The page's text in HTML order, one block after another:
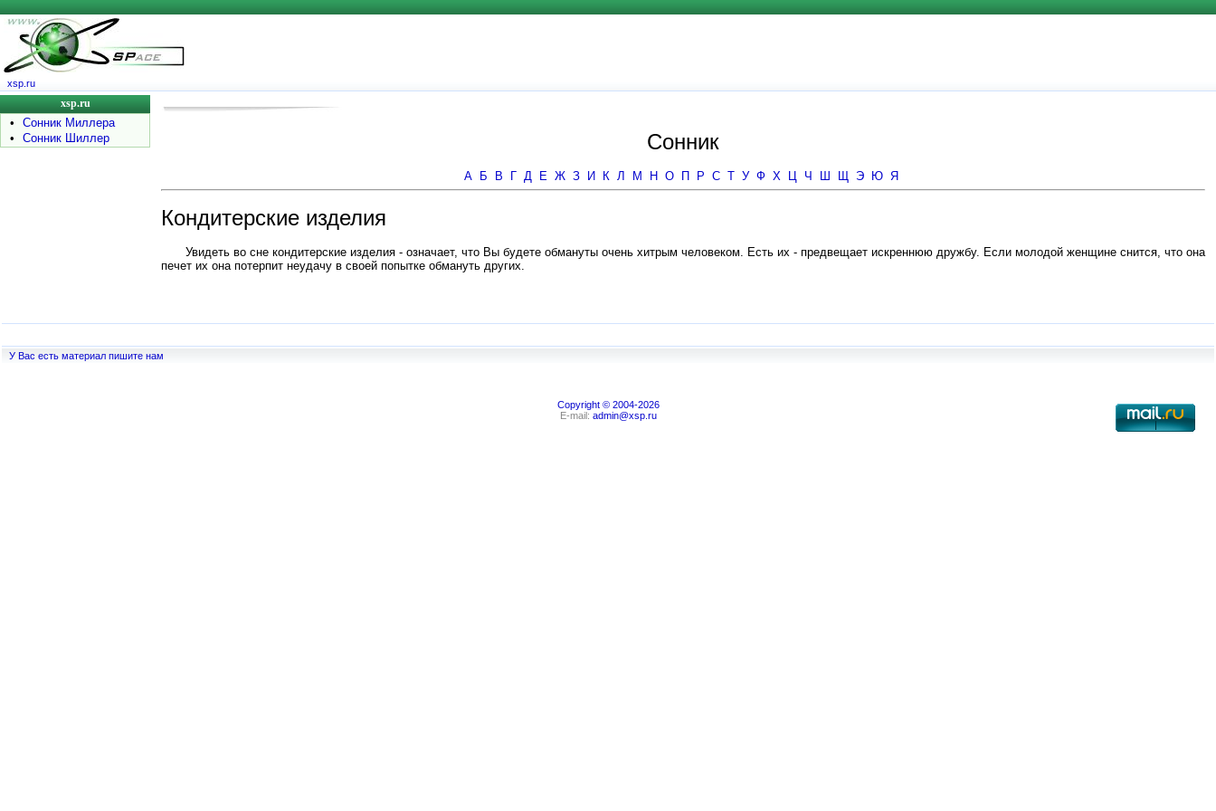
xsp.ru
xsp.ru
•
Сонник Миллера
•
Сонник Шиллер Сонник
А Б В Г Д Е Ж З И К Л М Н О П Р С Т У Ф Х Ц Ч Ш Щ Э Ю Я
Кондитерские изделия
Увидеть во сне кондитерские изделия - означает, что Вы будете обмануты очень хитрым человеком. Есть их - предвещает искреннюю дружбу. Если молодой женщине снится, что она
печет их она потерпит неудачу в своей попытке обмануть других.
У Вас есть материал пишите нам
Copyright © 2004-2026
E-mail: admin@xsp.ru